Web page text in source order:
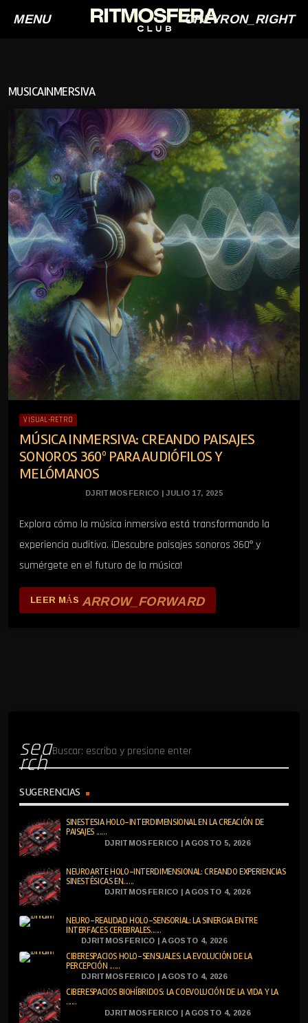
MENU CHEVRON_RIGHT
MUSICAINMERSIVA
VISUAL-RETRO
MÚSICA INMERSIVA: CREANDO PAISAJES
SONOROS 360º PARA AUDIÓFILOS Y
MELÓMANOS
DJRITMOSFERICO | JULIO 17, 2025
Explora cómo la música inmersiva está transformando la
experiencia auditiva. ¡Descubre paisajes sonoros 360º y
sumérgete en el futuro de la música!
LEER MÁS ARROW_FORWARD
sea
rch
SUGERENCIAS
SINESTESIA HOLO-INTERDIMENSIONAL EN LA CREACIÓN DE
PAISAJES ......
DJRITMOSFERICO | AGOSTO 5, 2026
NEUROARTE HOLO-INTERDIMENSIONAL: CREANDO EXPERIENCIAS
SINESTÉSICAS EN......
DJRITMOSFERICO | AGOSTO 4, 2026
NEURO-REALIDAD HOLO-SENSORIAL: LA SINERGIA ENTRE
INTERFACES CEREBRALES......
DJRITMOSFERICO | AGOSTO 4, 2026
CIBERESPACIOS HOLO-SENSUALES: LA EVOLUCIÓN DE LA
PERCEPCIÓN ......
DJRITMOSFERICO | AGOSTO 4, 2026
CIBERESPACIOS BIOHÍBRIDOS: LA COEVOLUCIÓN DE LA VIDA Y LA
......
DJRITMOSFERICO | AGOSTO 4, 2026